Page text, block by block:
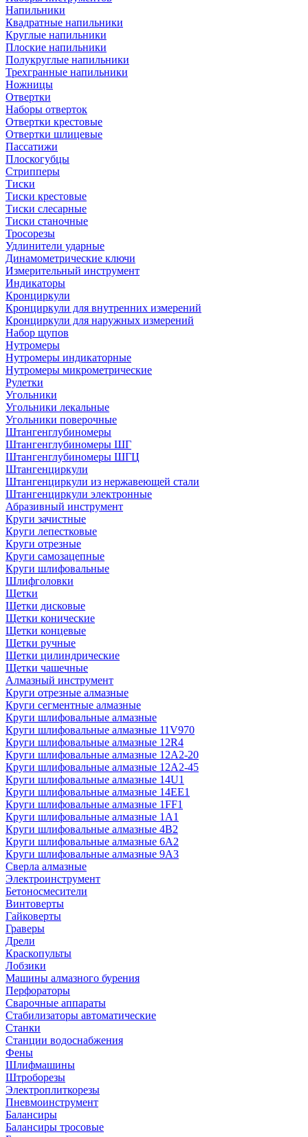
Напильники
Квадратные напильники
Круглые напильники
Плоские напильники
Полукруглые напильники
Трехгранные напильники
Ножницы
Отвертки
Наборы отверток
Отвертки крестовые
Отвертки шлицевые
Пассатижи
Плоскогубцы
Стрипперы
Тиски
Тиски крестовые
Тиски слесарные
Тиски станочные
Тросорезы
Удлинители ударные
Динамометрические ключи
Измерительный инструмент
Индикаторы
Кронциркули
Кронциркули для внутренних измерений
Кронциркули для наружных измерений
Набор щупов
Нутромеры
Нутромеры индикаторные
Нутромеры микрометрические
Рулетки
Угольники
Угольники лекальные
Угольники поверочные
Штангенглубиномеры
Штангенглубиномеры ШГ
Штангенглубиномеры ШГЦ
Штангенциркули
Штангенциркули из нержавеющей стали
Штангенциркули электронные
Абразивный инструмент
Круги зачистные
Круги лепестковые
Круги отрезные
Круги самозацепные
Круги шлифовальные
Шлифголовки
Щетки
Щетки дисковые
Щетки конические
Щетки концевые
Щетки ручные
Щетки цилиндрические
Щетки чашечные
Алмазный инструмент
Круги отрезные алмазные
Круги сегментные алмазные
Круги шлифовальные алмазные
Круги шлифовальные алмазные 11V970
Круги шлифовальные алмазные 12R4
Круги шлифовальные алмазные 12А2-20
Круги шлифовальные алмазные 12А2-45
Круги шлифовальные алмазные 14U1
Круги шлифовальные алмазные 14ЕЕ1
Круги шлифовальные алмазные 1FF1
Круги шлифовальные алмазные 1А1
Круги шлифовальные алмазные 4В2
Круги шлифовальные алмазные 6A2
Круги шлифовальные алмазные 9А3
Сверла алмазные
Электроинструмент
Бетоносмесители
Винтоверты
Гайковерты
Граверы
Дрели
Краскопульты
Лобзики
Машины алмазного бурения
Перфораторы
Сварочные аппараты
Стабилизаторы автоматические
Станки
Станции водоснабжения
Фены
Шлифмашины
Штроборезы
Электроплиткорезы
Пневмоинструмент
Балансиры
Балансиры тросовые